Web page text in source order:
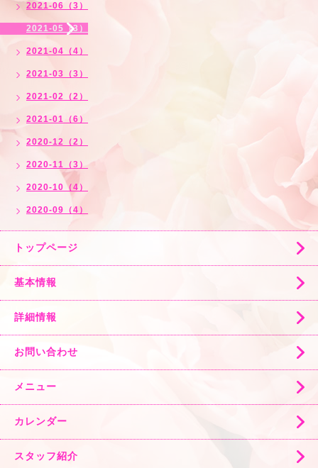
2021-06（3）
2021-05（3）
2021-04（4）
2021-03（3）
2021-02（2）
2021-01（6）
2020-12（2）
2020-11（3）
2020-10（4）
2020-09（4）
トップページ
基本情報
詳細情報
お問い合わせ
メニュー
カレンダー
スタッフ紹介